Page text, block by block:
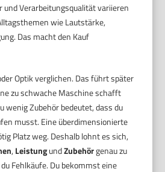
Verarbeitungsqualität variieren
wie Lautstärke,
Das macht den Kauf
Optik verglichen. Das führt später
zu schwache Maschine schafft
wenig Zubehör bedeutet, dass du
musst. Eine überdimensionierte
Platz weg. Deshalb lohnt es sich,
, LeistungundZubehörgenau zu
Fehlkäufe. Du bekommst eine